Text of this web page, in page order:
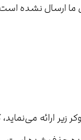
ما ارسال نشده
پلاس در زمان انجام این نقد و بررسی،